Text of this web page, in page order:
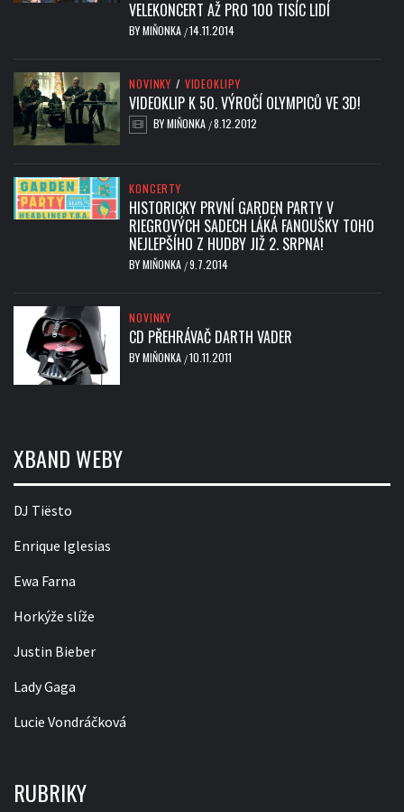
VELEKONCERT AŽ PRO 100 TISÍC LIDÍ
BYMIŇONKA /14.11.2014
NOVINKY / VIDEOKLIPY
VIDEOKLIP K 50. VÝROČÍ OLYMPICŮ VE 3D!
BYMIŇONKA /8.12.2012
KONCERTY
HISTORICKY PRVNÍ GARDEN PARTY V
RIEGROVÝCH SADECH LÁKÁ FANOUŠKY TOHO
NEJLEPŠÍHO Z HUDBY JIŽ 2. SRPNA!
BYMIŇONKA /9.7.2014
NOVINKY
CD PŘEHRÁVAČ DARTH VADER
BYMIŇONKA /10.11.2011
XBAND WEBY
DJ Tiësto
Enrique Iglesias
Ewa Farna
Horkýže slíže
Justin Bieber
Lady Gaga
Lucie Vondráčková
RUBRIKY